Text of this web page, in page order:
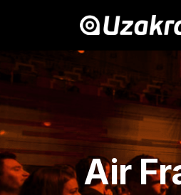
Air